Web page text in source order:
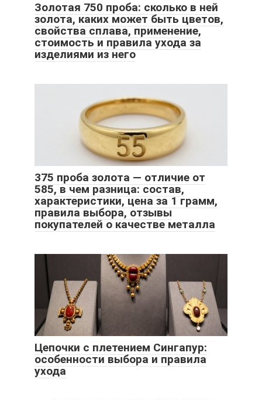
Золотая 750 проба: сколько в ней
золота, каких может быть цветов,
свойства сплава, применение,
стоимость и правила ухода за
изделиями из него
375 проба золота — отличие от
585, в чем разница: состав,
характеристики, цена за 1 грамм,
правила выбора, отзывы
покупателей о качестве металла
Цепочки с плетением Сингапур:
особенности выбора и правила
ухода